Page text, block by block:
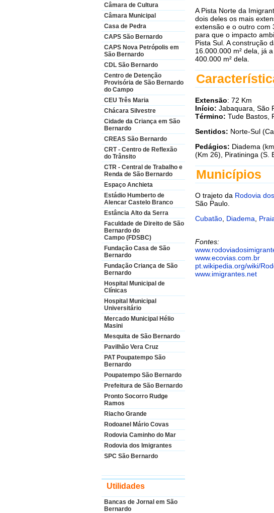
Câmara de Cultura
Câmara Municipal
Casa de Pedra
CAPS São Bernardo
CAPS Nova Petrópolis em
São Bernardo
CDL São Bernardo
Centro de Detenção
Provisória de São Bernardo
do Campo
CEU Três Maria
Chácara Silvestre
Cidade da Criança em São
Bernardo
CREAS São Bernardo
CRT - Centro de Reflexão
do Trânsito
CTR - Central de Trabalho e
Renda de São Bernardo
Espaço Anchieta
Estádio Humberto de
Alencar Castelo Branco
Estância Alto da Serra
Faculdade de Direito de São
Bernardo do
Campo (FDSBC)
Fundação Casa de São
Bernardo
Fundação Criança de São
Bernardo
Hospital Municipal de
Clínicas
Hospital Municipal
Universitário
Mercado Municipal Hélio
Masini
Mesquita de São Bernardo
Pavilhão Vera Cruz
PAT Poupatempo São
Bernardo
Poupatempo São Bernardo
Prefeitura de São Bernardo
Pronto Socorro Rudge
Ramos
Riacho Grande
Rodoanel Mário Covas
Rodovia Caminho do Mar
Rodovia dos Imigrantes
SPC São Bernardo
Utilidades
Bancas de Jornal em São
Bernardo
A Pista Norte da
dois deles os mais
extensão e o outro com
para que o impacto
Pista Sul. A construção
16.000.000 m² dela, já
400.000 m² dela.
Extensão: 72 Km
Início: Jabaquara, São
Término: Tude Bastos,
Sentidos: Norte-Sul
Pedágios: Diadema
(Km 26), Piratininga (S.
Municípios
O trajeto da Rodovia
São Paulo.
Cubatão, Diadema,
Fontes:
www.ecovias.com.br
pt.wikipedia.org/wiki/
www.imigrantes.net